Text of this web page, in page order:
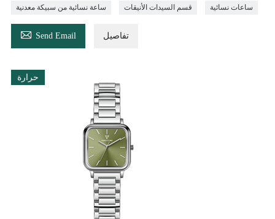
ساعة نسائية من سبيكة معدنية قسم السيدات الأنيقات ساعات نسائية
 Send Email تفاصيل
حرارة